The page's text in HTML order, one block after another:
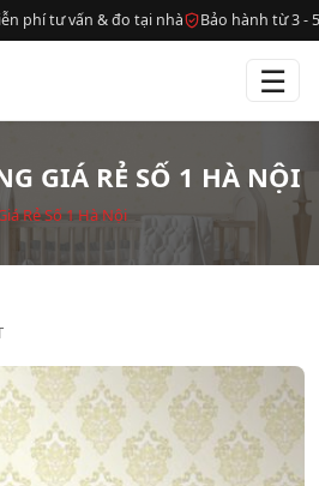
phí tư vấn & đo tại nhà Bảo hành từ 3 -
☰
GIÁ RẺ SỐ 1 HÀ NỘI
Rẻ Số 1 Hà Nội